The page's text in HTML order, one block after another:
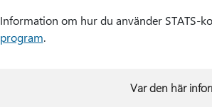
Information om hur du använder STATS-
program.
Var den här